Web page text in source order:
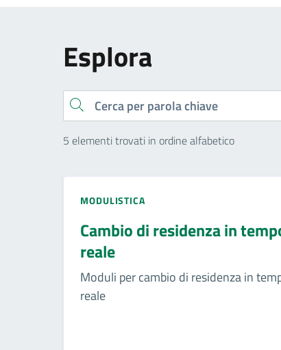
Esplora
Cerca
5 elementi trovati in ordine alfabetico
MODULISTICA
Cambio di residenza in
reale
Moduli per cambio di residenza in
reale